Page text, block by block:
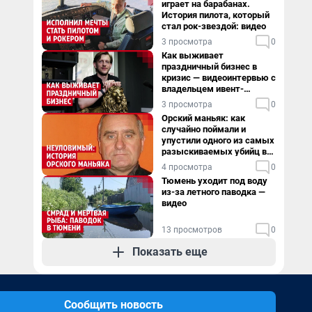
играет на барабанах.
История пилота, который
стал рок-звездой: видео
3 просмотра 0
Как выживает
праздничный бизнес в
кризис — видеоинтервью с
владельцем ивент-
агентства
3 просмотра 0
Орский маньяк: как
случайно поймали и
упустили одного из самых
разыскиваемых убийц в
России. Видео
4 просмотра 0
Тюмень уходит под воду
из-за летного паводка —
видео
13 просмотров 0
Показать еще
Сообщить новость